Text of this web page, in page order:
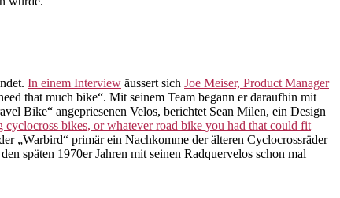
In einem Interview äussert sich Joe Meiser, Product Manager
that much bike“. Mit seinem Team begann er daraufhin mit
Bike“ angepriesenen Velos, berichtet Sean Milen, ein Design
bikes, or whatever road bike you had that could fit
„Warbird“ primär ein Nachkomme der älteren Cyclocrossräder
späten 1970er Jahren mit seinen Radquervelos schon mal